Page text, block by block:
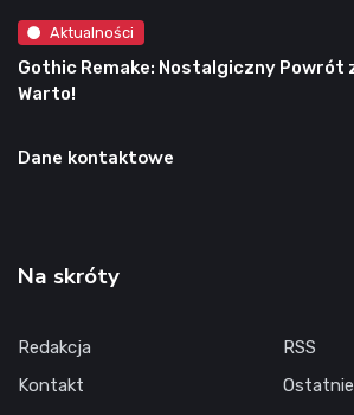
Aktualności
Gothic Remake: Nostalgiczny Powrót
Warto!
Dane kontaktowe
Na skróty
Redakcja
Kontakt
RSS